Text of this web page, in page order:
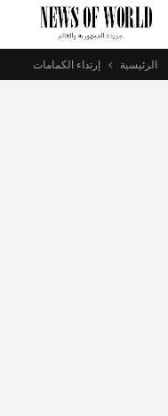
الرئيسية إرتداء الكمامات